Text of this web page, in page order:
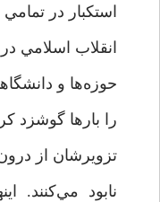
استكبار در
انقلاب اسلامي
حوزه‌ها و
را بارها گوشزد
تزويرشان از
نابود مي‌كنند.